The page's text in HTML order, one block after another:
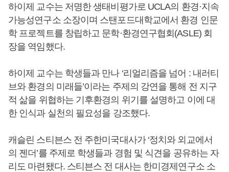
하이제 교수는 저명한 생태비평가로 UCLA의 환경·지속
가능성연구소 소장이며 스탠포드대학교에서 환경 인문
학 프로젝트를 창립하고 문학·환경연구협회(ASLE) 회
장을 역임했다.
하이제 교수는 학생들과 만나 ‘리얼리즘을 넘어 : 내러티
브와 환경의 미래들’이라는 주제의 강연을 통해 전 지구
적 삶을 위협하는 기후환경의 위기를 설명하고 이에 대
한 인식과 실천의 필요성을 강조했다.
캐슬린 스티븐스 전 주한미국대사가 ‘정치와 외교에서
의 젠더’를 주제로 학생들과 경험 및 식견을 공유하는 자
리도 마련됐다. 스티븐스 전 대사는 한미경제연구소 소